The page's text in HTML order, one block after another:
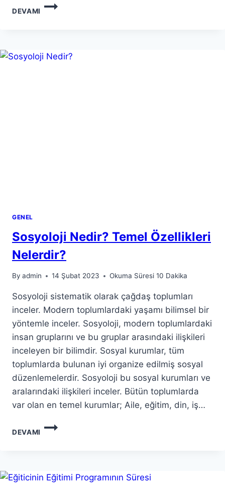
DEVAMI
TEHLIKELI
GENEL
Sosyoloji Nedir? Temel Özellikleri
Nelerdir?
By admin 14 Şubat 2023 Okuma Süresi 10 Dakika
Sosyoloji sistematik olarak çağdaş toplumları
inceler. Modern toplumlardaki yaşamı bilimsel bir
yöntemle inceler. Sosyoloji, modern toplumlardaki
insan gruplarını ve bu gruplar arasındaki ilişkileri
inceleyen bir bilimdir. Sosyal kurumlar, tüm
toplumlarda bulunan iyi organize edilmiş sosyal
düzenlemelerdir. Sosyoloji bu sosyal kurumları ve
aralarındaki ilişkileri inceler. Bütün toplumlarda
var olan en temel kurumlar; Aile, eğitim, din, iş…
DEVAMI
SOSYOLOJI